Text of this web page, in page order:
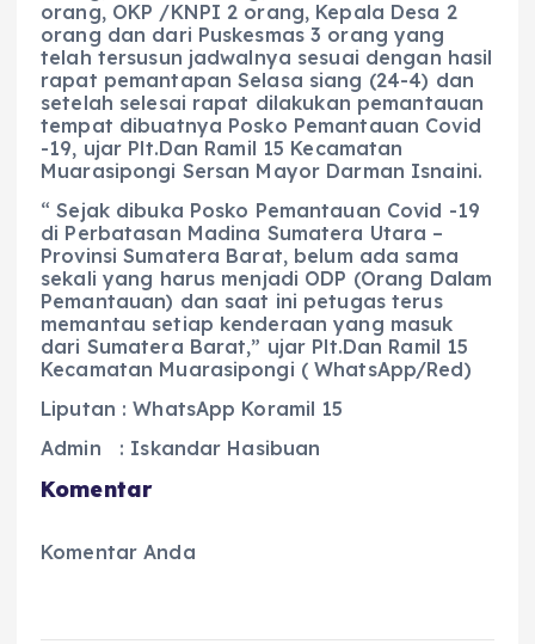
orang, OKP /KNPI 2 orang, Kepala Desa 2
orang dan dari Puskesmas 3 orang yang
telah tersusun jadwalnya sesuai dengan hasil
rapat pemantapan Selasa siang (24-4) dan
setelah selesai rapat dilakukan pemantauan
tempat dibuatnya Posko Pemantauan Covid
-19, ujar Plt.Dan Ramil 15 Kecamatan
Muarasipongi Sersan Mayor Darman Isnaini.
“ Sejak dibuka Posko Pemantauan Covid -19
di Perbatasan Madina Sumatera Utara –
Provinsi Sumatera Barat, belum ada sama
sekali yang harus menjadi ODP (Orang Dalam
Pemantauan) dan saat ini petugas terus
memantau setiap kenderaan yang masuk
dari Sumatera Barat,” ujar Plt.Dan Ramil 15
Kecamatan Muarasipongi ( WhatsApp/Red)
Liputan : WhatsApp Koramil 15
Admin : Iskandar Hasibuan
Komentar
Komentar Anda